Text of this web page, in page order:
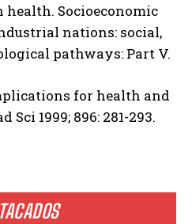
Socioeconomic
nations: social,
pathways: Part V.
for health and
Sci 1999; 896: 281-293.